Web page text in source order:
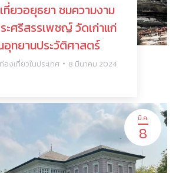
ที่ยวอยุธยา ชมความงาม
ะศรีสรรเพชญ์ วัดเก่าแก่
อุทยานประวัติศาสตร์
องเที่ยวในประเทศ 8 มีนาคม 2024
มี.ค.
8